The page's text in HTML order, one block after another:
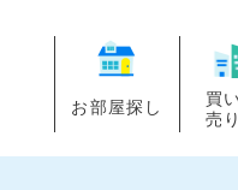
お部屋探し
買
売